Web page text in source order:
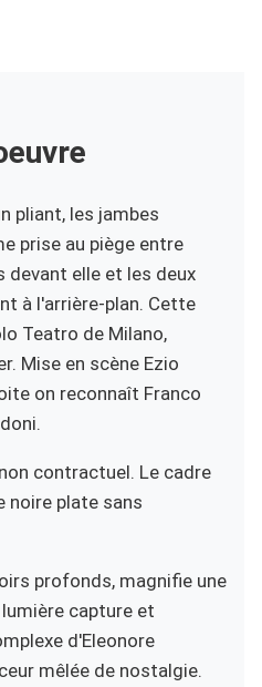
pliant, les jambes
prise au piège entre
devant elle et les deux
à l'arrière-plan. Cette
Teatro de Milano,
Mise en scène Ezio
on reconnaît Franco
contractuel. Le cadre
noire plate sans
profonds, magnifie une
capture et
d'Eleonore
mêlée de nostalgie.